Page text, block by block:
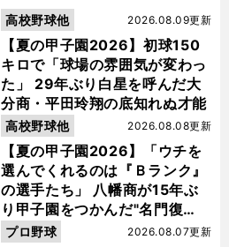
【夏の甲子園2026】初球150
キロで「球場の雰囲気が変わっ
た」 29年ぶり白星を呼んだ大
分商・平田玲翔の底知れぬ才能
2026.08.09更新
高校野球他
【夏の甲子園2026】「ウチを
選んでくれるのは『Ｂランク』
の選手たち」 八幡商が15年ぶ
り甲子園をつかんだ"名門復
活"の舞台裏
2026.08.08更新
高校野球他
2026.08.07更新
プロ野球